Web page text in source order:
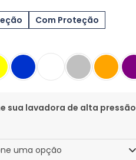
Com Proteção
sua lavadora de alta pressão